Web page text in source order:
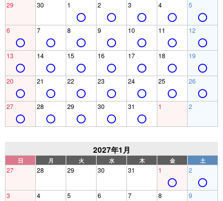
29 30 1 2 3 4 5
6 7 8 9 10 11 12
13 14 15 16 17 18 19
20 21 22 23 24 25 26
27 28 29 30 31 1 2
2027年1月
日 月 火 水 木 金 土
27 28 29 30 31 1 2
3 4 5 6 7 8 9